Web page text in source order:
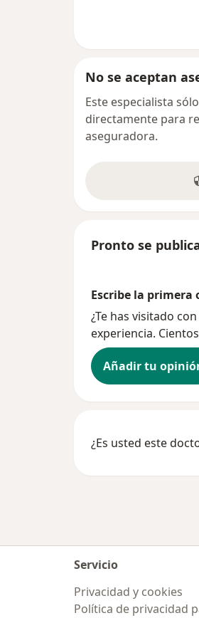
No se aceptan
Este especialista
directamente para
aseguradora.
Pronto se
Escribe la primera
¿Te has visitado
experiencia.
Añadir tu
¿Es usted este
Servicio
Privacidad y cookies
Política de privacidad